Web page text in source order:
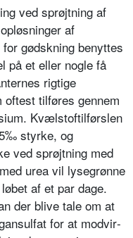
ved sprøjtning af
af
gødsk­ning benyttes
på et eller nogle få
rigti­ge
tilføres gennem
Kvælstoftil­førslen
styrke, og
ved sprøjtning med
urea vil lysegrønne
af et par dage.
der blive tale om at
for at modvir­